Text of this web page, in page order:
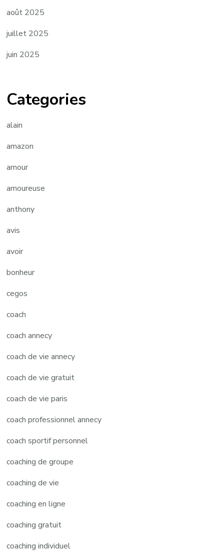
août 2025
juillet 2025
juin 2025
Categories
alain
amazon
amour
amoureuse
anthony
avis
avoir
bonheur
cegos
coach
coach annecy
coach de vie annecy
coach de vie gratuit
coach de vie paris
coach professionnel annecy
coach sportif personnel
coaching de groupe
coaching de vie
coaching en ligne
coaching gratuit
coaching individuel